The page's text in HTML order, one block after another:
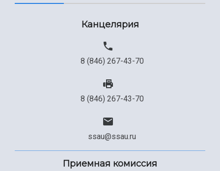
Канцелярия
8 (846) 267-43-70
8 (846) 267-43-70
ssau@ssau.ru
Приемная комиссия